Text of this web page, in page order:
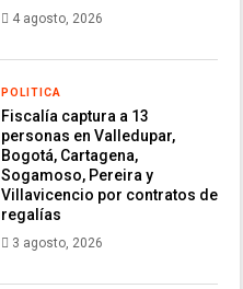
4 agosto, 2026
POLITICA
Fiscalía captura a 13
personas en Valledupar,
Bogotá, Cartagena,
Sogamoso, Pereira y
Villavicencio por contratos de
regalías
3 agosto, 2026